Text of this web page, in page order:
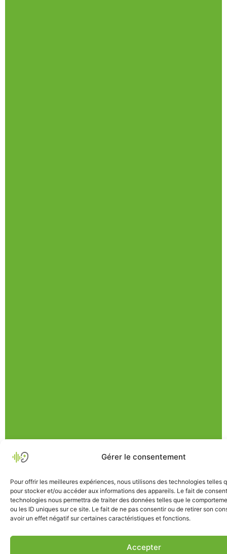
Gérer le consentement
Pour offrir les meilleures expériences, nous utilisons des technologies telles
pour stocker et/ou accéder aux informations des appareils. Le fait de
technologies nous permettra de traiter des données telles que le
ou les ID uniques sur ce site. Le fait de ne pas consentir ou de retirer son
avoir un effet négatif sur certaines caractéristiques et fonctions.
Accepter